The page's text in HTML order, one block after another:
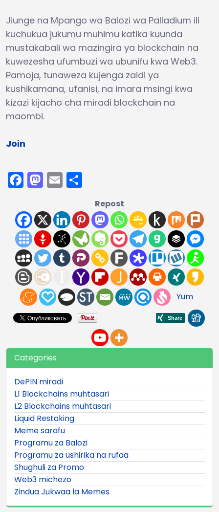
Jiunge na Mpango wa Balozi wa Palladium ili
kuchukua jukumu muhimu katika kuunda
mustakabali wa mazingira ya blockchain na
kuwezesha ufumbuzi wa ubunifu kwa Web3.
Pamoja, tunaweza kujenga zaidi ya
kushikamana, ufanisi, na imara msingi kwa
kizazi kijacho cha miradi blockchain na
maombi.
Join
Facebook
Mastodon
Email
Repost
Yum
Categories
DePIN miradi
L1 Blockchains muhtasari
L2 Blockchains muhtasari
Liquid Restaking
Meme sarafu
Programu za Balozi
Programu za ushirika na rufaa
Shughuli za Promo
Web3 michezo
Zindua Jukwaa la Memes